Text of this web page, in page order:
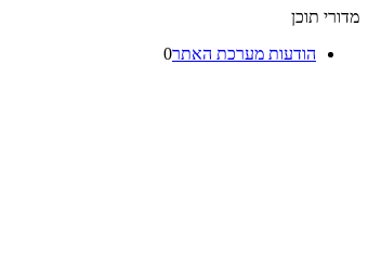
מדורי תוכן
הודעות מערכת האתר0